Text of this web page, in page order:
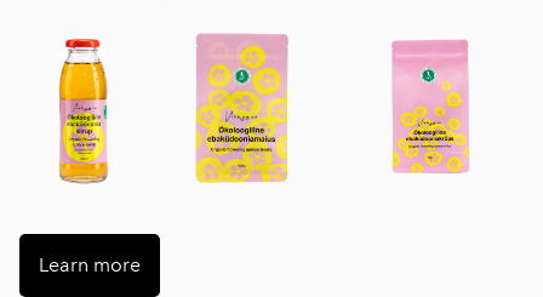
Learn more